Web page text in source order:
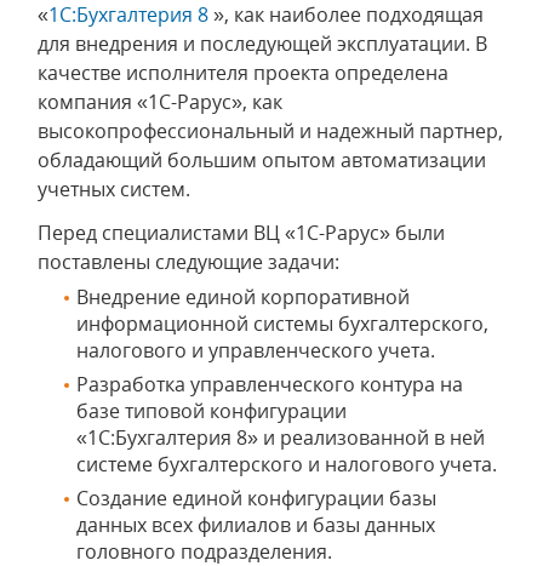
«1С:Бухгалтерия 8», как наиболее подходящая
для внедрения и последующей эксплуатации. В
качестве исполнителя проекта определена
компания «1С-Рарус», как
высокопрофессиональный и надежный партнер,
обладающий большим опытом автоматизации
учетных систем.
Перед специалистами ВЦ «1С-Рарус» были
поставлены следующие задачи:
Внедрение единой корпоративной
информационной системы бухгалтерского,
налогового и управленческого учета.
Разработка управленческого контура на
базе типовой конфигурации
«1С:Бухгалтерия 8» и реализованной в ней
системе бухгалтерского и налогового учета.
Создание единой конфигурации базы
данных всех филиалов и базы данных
головного подразделения.